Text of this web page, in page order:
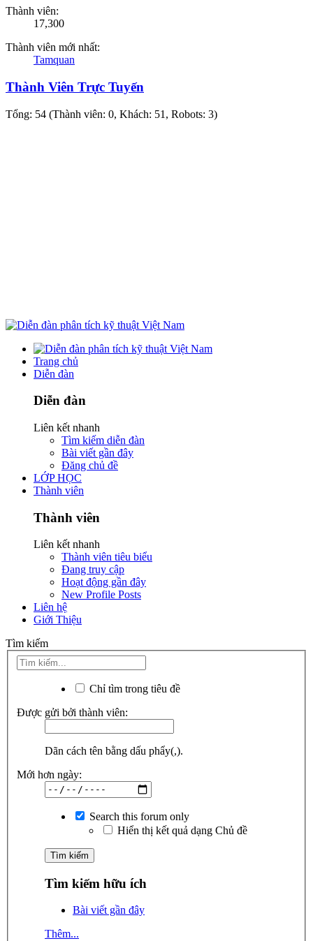
Thành viên:
17,300
Thành viên mới nhất:
Tamquan
Thành Viên Trực Tuyến
Tổng: 54 (Thành viên: 0, Khách: 51, Robots: 3)
Trang chủ
Diễn đàn
Diễn đàn
Liên kết nhanh
Tìm kiếm diễn đàn
Bài viết gần đây
Đăng chủ đề
LỚP HỌC
Thành viên
Thành viên
Liên kết nhanh
Thành viên tiêu biểu
Đang truy cập
Hoạt động gần đây
New Profile Posts
Liên hệ
Giới Thiệu
Tìm kiếm
Chỉ tìm trong tiêu đề
Được gửi bởi thành viên:
Dãn cách tên bằng dấu phẩy(,).
Mới hơn ngày:
Search this forum only
Hiển thị kết quả dạng Chủ đề
Tìm kiếm hữu ích
Bài viết gần đây
Thêm...